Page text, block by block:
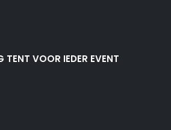
TENT VOOR IEDER EVENT